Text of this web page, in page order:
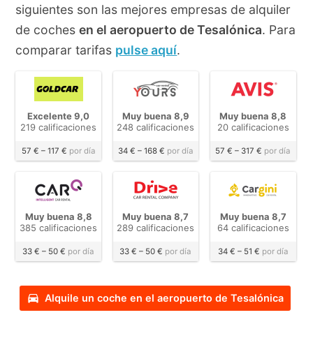
siguientes son las mejores empresas de alquiler
de cochesen el aeropuerto de Tesalónica. Para
comparar tarifas pulse aquí.
Excelente 9,0
219 calificaciones
57 € – 117 € por día
Muy buena 8,9
248 calificaciones
34 € – 168 € por día
Muy buena 8,8
20 calificaciones
57 € – 317 € por día
Muy buena 8,8
385 calificaciones
33 € – 50 € por día
Muy buena 8,7
289 calificaciones
33 € – 50 € por día
Muy buena 8,7
64 calificaciones
34 € – 51 € por día
Alquile un coche en el aeropuerto de Tesalónica